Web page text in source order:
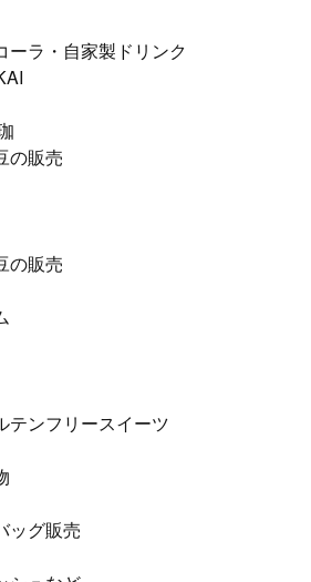
ーラ・自家製ドリンク
の販売
の販売
テンフリースイーツ
ッグ販売